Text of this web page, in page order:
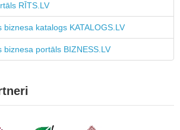
RĪTS.LV
biznesa katalogs KATALOGS.LV
biznesa portāls BIZNESS.LV